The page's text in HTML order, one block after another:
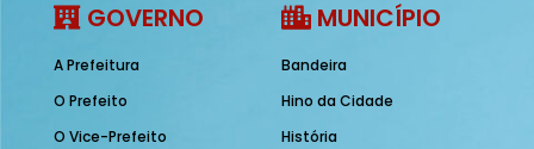
GOVERNO
A Prefeitura
O Prefeito
O Vice-Prefeito
MUNICÍPIO
Bandeira
Hino da Cidade
História